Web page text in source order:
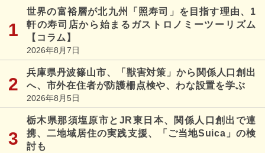
世界の富裕層が北九州「照寿司」を目指す理由、1
軒の寿司店から始まるガストロノミーツーリズム
【コラム】
2026年8月7日
兵庫県丹波篠山市、「獣害対策」から関係人口創出
へ、市外在住者が防護柵点検や、わな設置を学ぶ
2026年8月5日
栃木県那須塩原市とJR東日本、関係人口創出で連
携、二地域居住の実践支援、「ご当地Suica」の検
討も